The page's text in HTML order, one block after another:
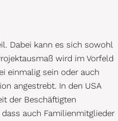
Dabei kann es sich sowohl
wird im Vorfeld
einmalig sein oder auch
angestrebt. In den USA
der Beschäftigten
auch Familienmitglieder